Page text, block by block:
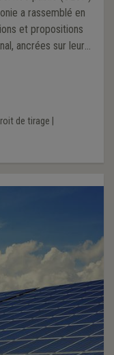
a rassemblé en
et propositions
ancrées sur leur
opérationnelle
de tirage